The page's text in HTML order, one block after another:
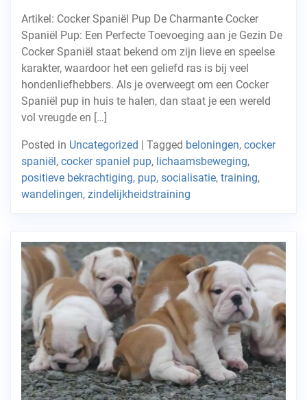
Artikel: Cocker Spaniël Pup De Charmante Cocker
Spaniël Pup: Een Perfecte Toevoeging aan je Gezin De
Cocker Spaniël staat bekend om zijn lieve en speelse
karakter, waardoor het een geliefd ras is bij veel
hondenliefhebbers. Als je overweegt om een Cocker
Spaniël pup in huis te halen, dan staat je een wereld
vol vreugde en […]
Posted in Uncategorized | Tagged beloningen, cocker
spaniël, cocker spaniel pup, lichaamsbeweging,
positieve bekrachtiging, pup, socialisatie, training,
wandelingen, zindelijkheidstraining